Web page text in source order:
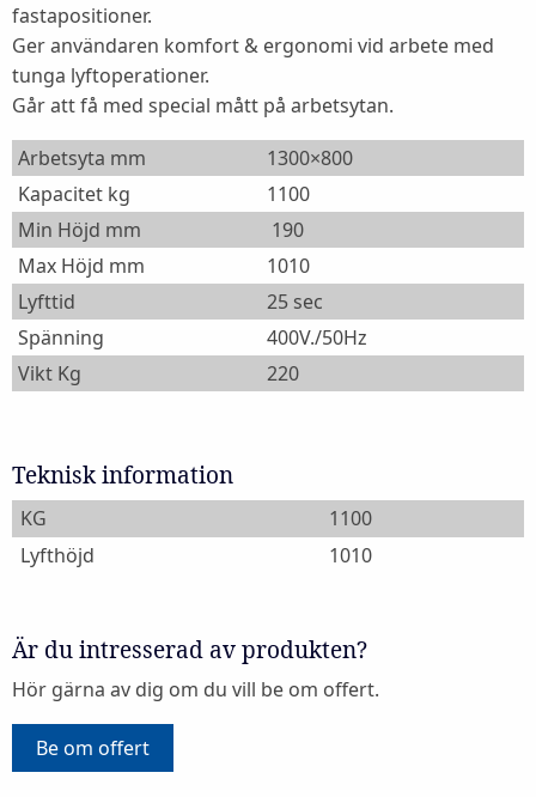
fastapositioner.
Ger användaren komfort & ergonomi vid arbete med
tunga lyftoperationer.
Går att få med special mått på arbetsytan.
Arbetsyta mm
1300×800
Kapacitet kg
1100
Min Höjd mm
190
Max Höjd mm
1010
Lyfttid
25 sec
Spänning
400V./50Hz
Vikt Kg
220
Teknisk information
KG
1100
Lyfthöjd
1010
Är du intresserad av produkten?
Hör gärna av dig om du vill be om offert.
Be om offert